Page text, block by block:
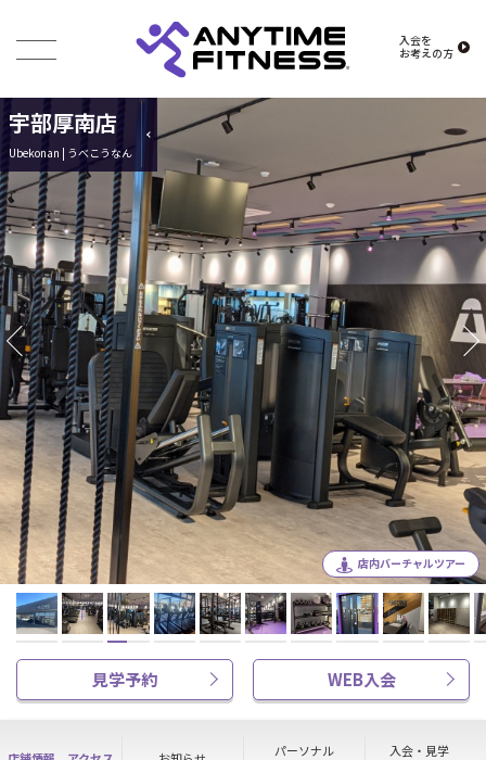
入会を
お考えの方
宇部厚南店
Ubekonan | うべこうなん
店内バーチャルツアー
見学予約 WEB入会
パーソナル
入会・見学